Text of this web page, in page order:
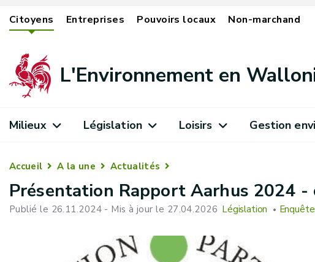
Citoyens Entreprises Pouvoirs locaux Non-marchand
L'Environnement en
Milieux Législation Loisirs Gestion
Accueil A la une Actualités
Présentation Rapport Aarhus 2024 -
Publié le 26.11.2024 - Mis à jour le 27.04.2026 Législation